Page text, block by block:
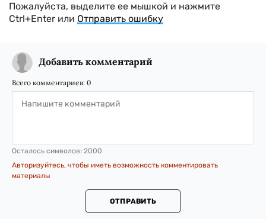
Пожалуйста, выделите ее мышкой и нажмите
Ctrl+Enter или Отправить ошибку
Добавить комментарий
Всего комментариев: 0
Осталось символов: 2000
Авторизуйтесь, чтобы иметь возможность комментировать
материалы
ОТПРАВИТЬ